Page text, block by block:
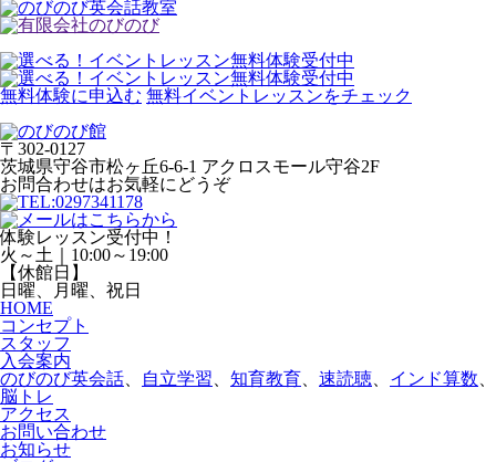
無料体験に申込む 無料イベントレッスンをチェック
〒302-0127
茨城県守谷市松ヶ丘6-6-1 アクロスモール守谷2F
お問合わせはお気軽にどうぞ
体験レッスン受付中！
火～土｜10:00～19:00
【休館日】
日曜、月曜、祝日
HOME
コンセプト
スタッフ
入会案内
のびのび英会話
自立学習 知育教育 速読聴 インド算数
脳トレ
アクセス
お問い合わせ
お知らせ